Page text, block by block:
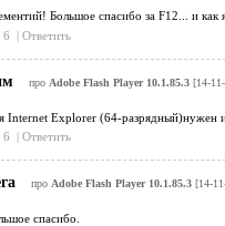
Большое спасибо за F12... и как
6 | Ответить
про Adobe Flash Player 10.1.85.3[14-
Internet Explorer (64-разрядный)нужен
6 | Ответить
про Adobe Flash Player 10.1.85.3[14-
спасибо.